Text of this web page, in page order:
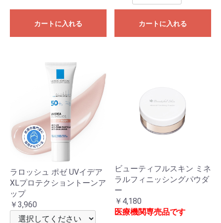
カートに入れる カートに入れる
ラロッシュ ポゼ UVイデア
XLプロテクショントーンア
ップ
￥3,960
ビューティフルスキン ミネ
ラルフィニッシングパウダ
ー
￥4,180
医療機関専売品です